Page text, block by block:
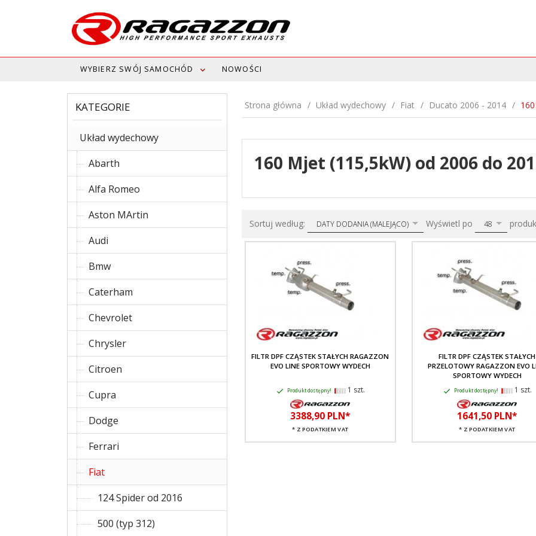
WYBIERZ SWÓJ SAMOCHÓD NOWOŚCI
KATEGORIE
Układ wydechowy
Abarth
Alfa Romeo
Aston MArtin
Audi
Bmw
Caterham
Chevrolet
Chrysler
Citroen
Cupra
Dodge
Ferrari
Fiat
124 Spider od 2016
500 (typ 312)
Strona główna Układ wydechowy Fiat Ducato 2006 - 2014
160 Mjet (115,5kW) od 2006 do
Sortuj według: sortDATY DODANIA (MALEJĄCO) Wyświetl po pop
48
FILTR DPF CZĄSTEK STAŁYCH RAGAZZON
EVO LINE SPORTOWY WYDECH
Produkt dostępny! 1 szt.
3388,90 PLN*
* Z PODATKIEM VAT
FILTR DPF CZĄSTEK STAŁYCH
PRZELOTOWY RAGAZZON EVO
SPORTOWY WYDECH
Produkt dostępny! 1 szt.
1641,50 PLN*
* Z PODATKIEM VAT